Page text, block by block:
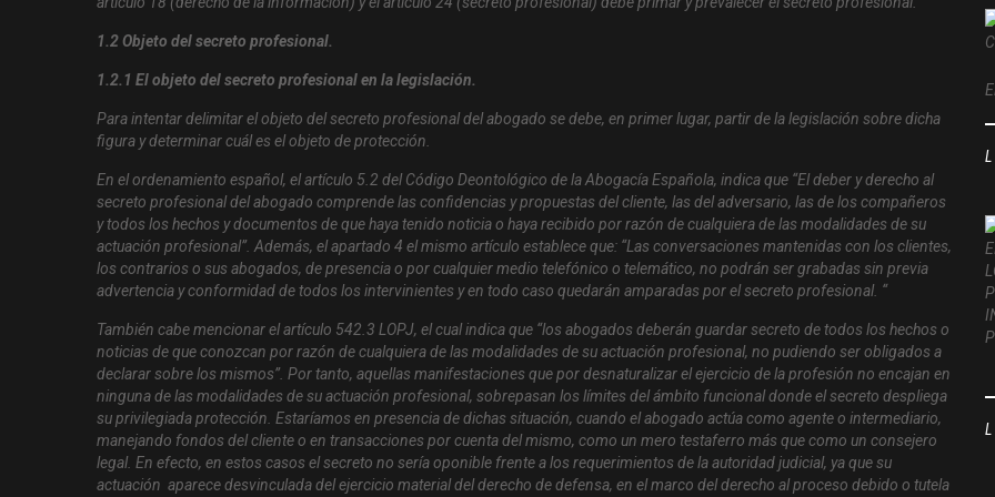
1.2 Objeto del secreto profesional.
1.2.1 El objeto del secreto profesional en la legislación.
Para intentar delimitar el objeto del secreto profesional del abogado se debe, en primer lugar, partir de la legislación sobre dicha
figura y determinar cuál es el objeto de protección.
En el ordenamiento español, el artículo 5.2 del Código Deontológico de la Abogacía Española, indica que “El deber y derecho al
secreto profesional del abogado comprende las confidencias y propuestas del cliente, las del adversario, las de los compañeros
y todos los hechos y documentos de que haya tenido noticia o haya recibido por razón de cualquiera de las modalidades de su
actuación profesional”. Además, el apartado 4 el mismo artículo establece que: “Las conversaciones mantenidas con los clientes,
los contrarios o sus abogados, de presencia o por cualquier medio telefónico o telemático, no podrán ser grabadas sin previa
advertencia y conformidad de todos los intervinientes y en todo caso quedarán amparadas por el secreto profesional. “
También cabe mencionar el artículo 542.3 LOPJ, el cual indica que “los abogados deberán guardar secreto de todos los hechos o
noticias de que conozcan por razón de cualquiera de las modalidades de su actuación profesional, no pudiendo ser obligados a
declarar sobre los mismos”. Por tanto, aquellas manifestaciones que por desnaturalizar el ejercicio de la profesión no encajan en
ninguna de las modalidades de su actuación profesional, sobrepasan los límites del ámbito funcional donde el secreto despliega
su privilegiada protección. Estaríamos en presencia de dichas situación, cuando el abogado actúa como agente o intermediario,
manejando fondos del cliente o en transacciones por cuenta del mismo, como un mero testaferro más que como un consejero
legal. En efecto, en estos casos el secreto no sería oponible frente a los requerimientos de la autoridad judicial, ya que su
actuación aparece desvinculada del ejercicio material del derecho de defensa, en el marco del derecho al proceso debido o tutela